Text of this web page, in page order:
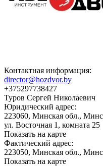
Контактная информация:
director@hozdvor.by
+375297738427
Туров Сергей Николаевич
Юридический адрес:
223060, Минская обл.,
ул. Восточная 1, комната 25
Показать на карте
Фактический адрес:
223050, Минская обл.,
Показать на карте